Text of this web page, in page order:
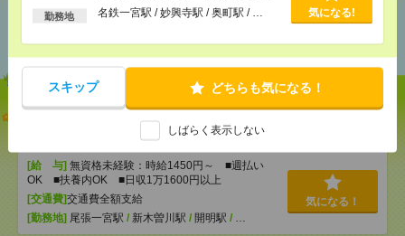
以上
勤務地 名鉄一宮駅 / 妙興寺駅 / 奥町駅 / … 気になる!
スキップ どちらも気になる！
しばらく表示しない
あなたの閲覧履歴からの
志望動機も履歴書も不要！日収1.1万円～＊未経験OK
[給 与] 無資格未経験：時給1450円～ ■週払い
OK ■扶養内OK ■日収1万1600円以上
[交通費]交通費全額支給
[勤務地] 尾張一宮駅 / 新木曽川駅 / 開明駅 / …
気になる！